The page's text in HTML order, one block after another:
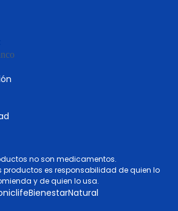
no son medicamentos.
productos es responsabilidad de quien lo
y de quien lo usa.